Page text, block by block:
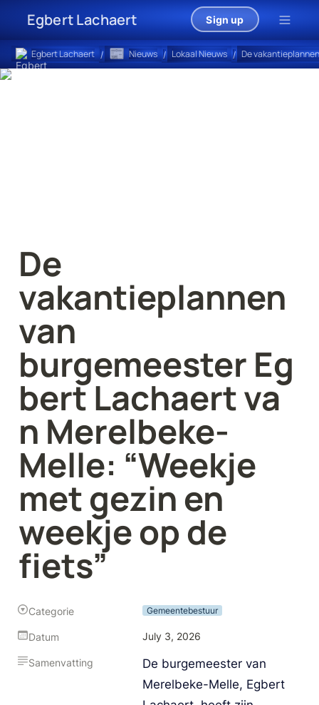
Egbert Lachaert Sign up
Egbert Lachaert / 📰 Nieuws / Lokaal Nieuws /
De
vakantieplannen
van
burgemeester Eg
bert Lachaert va
n Merelbeke-
Melle: “Weekje
met gezin en
weekje op de
fiets”
Categorie Gemeentebestuur
Datum July 3, 2026
Samenvatting
De burgemeester van
Merelbeke-Melle, Egbert